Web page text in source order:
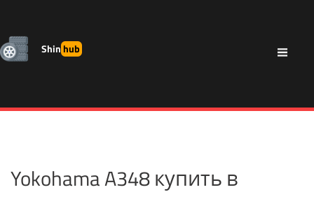
Shinhub
Yokohama A348 купить в